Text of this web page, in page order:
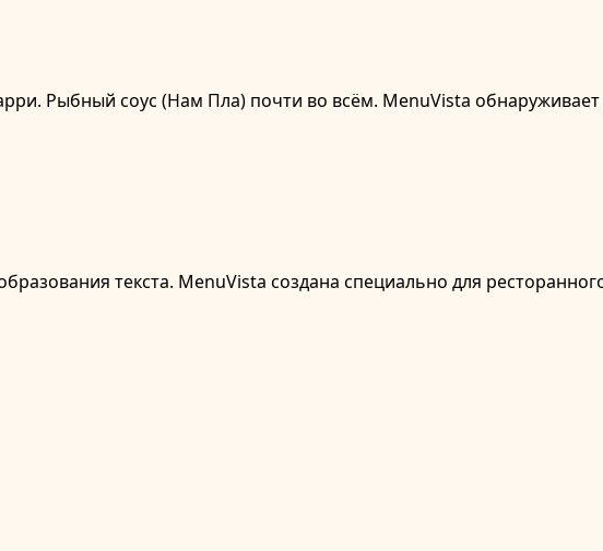
Рыбный соус (Нам Пла) почти во всём. MenuVista
текста. MenuVista создана специально для